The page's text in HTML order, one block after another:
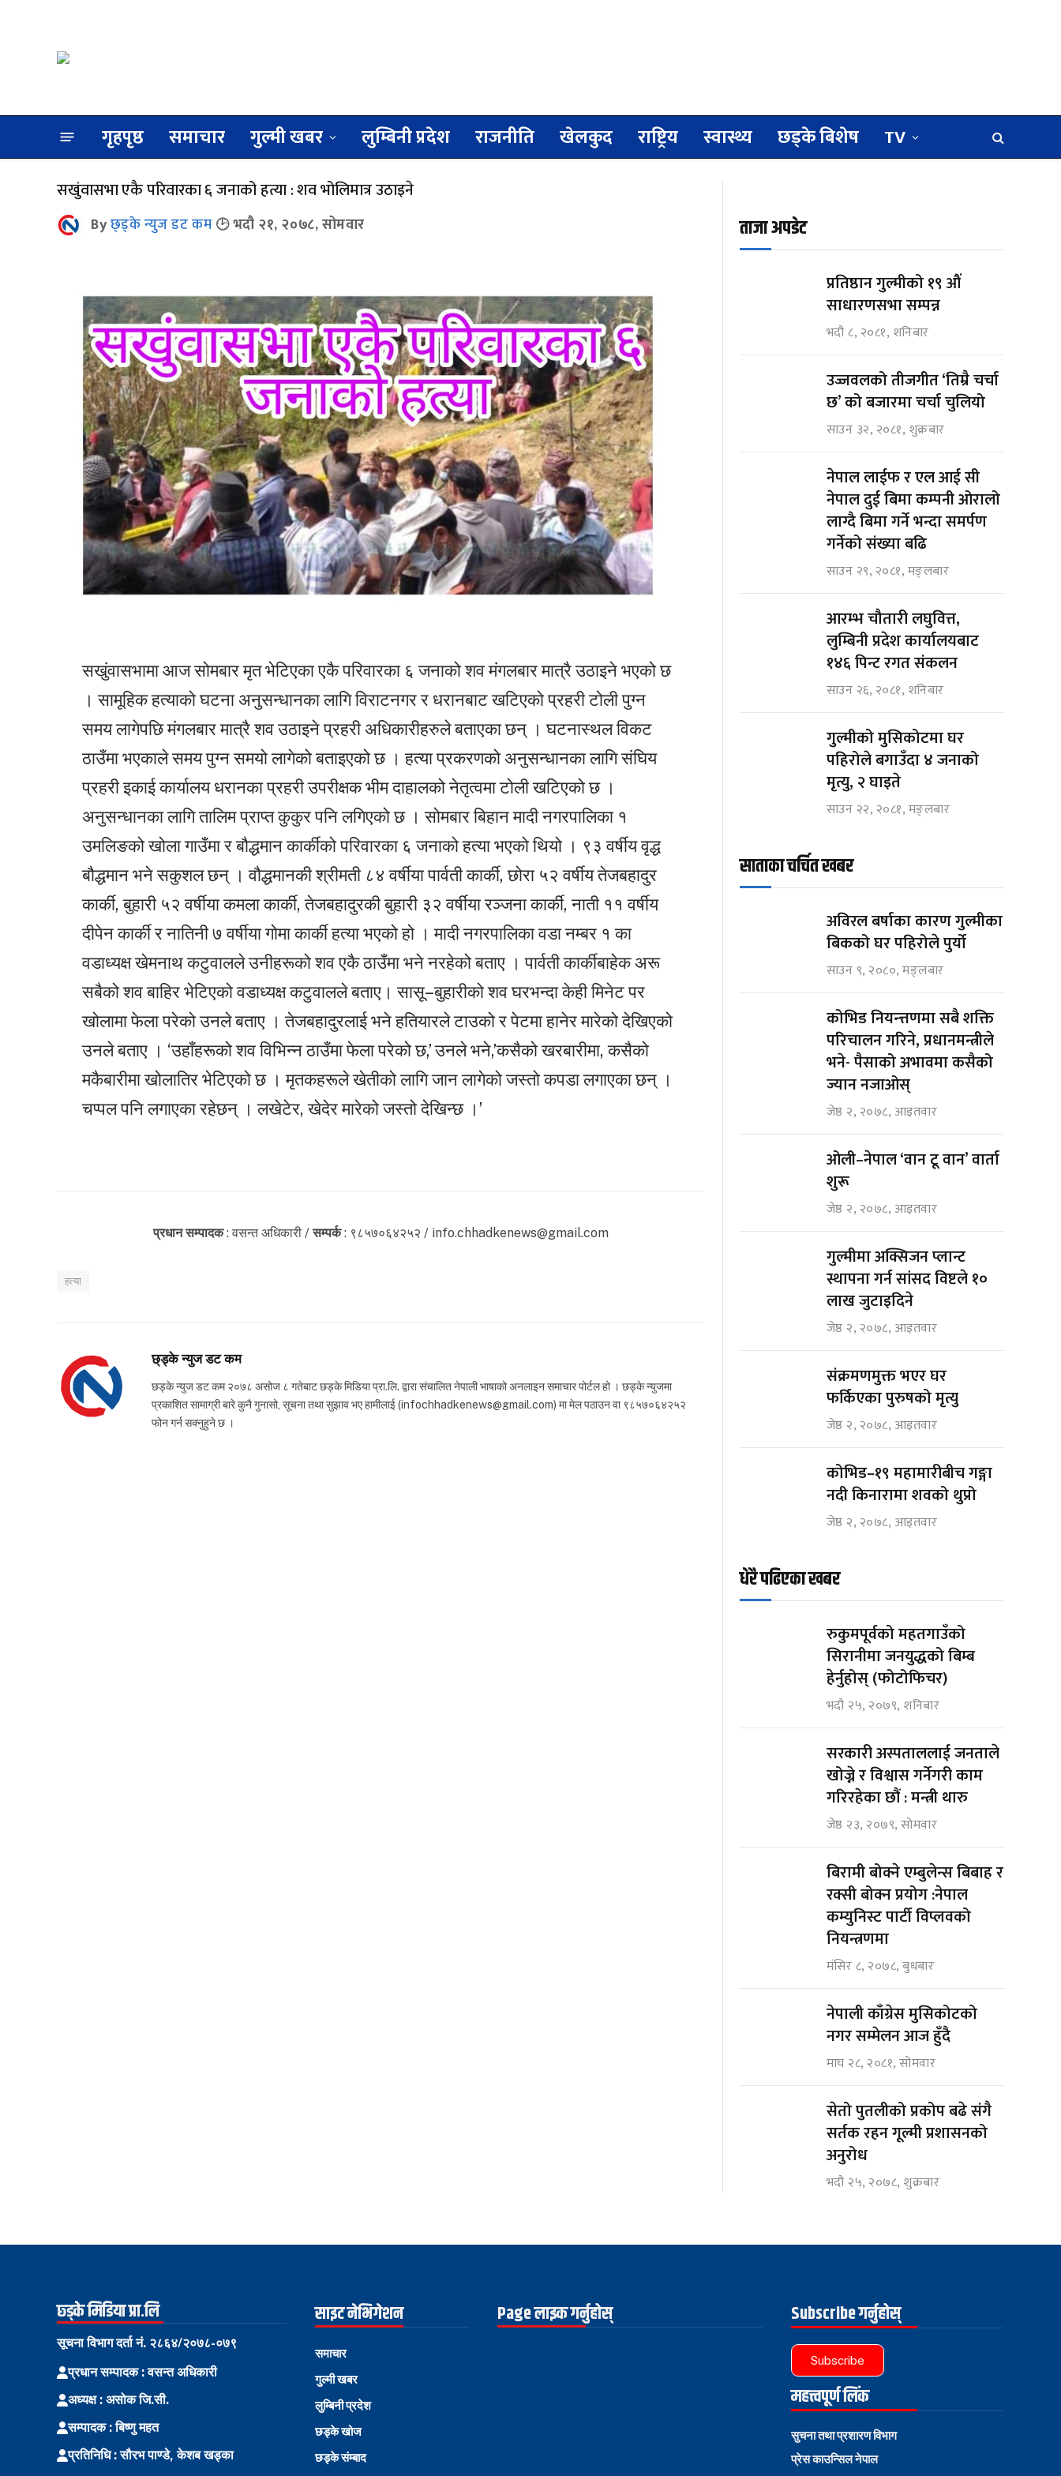
गृहपृष्ठ समाचार गुल्मी खबर लुम्बिनी प्रदेश राजनीति खेलकुद राष्ट्रिय स्वास्थ्य छड्के बिशेष TV
सखुंवासभा एकै परिवारका ६ जनाको हत्या : शव भोलिमात्र उठाइने
Byछ्ड्के न्युज डट कम भदौ २१, २०७८, सोमवार
सखुंवासभामा आज सोमबार मृत भेटिएका एकै परिवारका ६ जनाको शव मंगलबार मात्रै उठाइने भएको छ
। सामूहिक हत्याको घटना अनुसन्धानका लागि विराटनगर र धरानबाट खटिएको प्रहरी टोली पुग्न
समय लागेपछि मंगलबार मात्रै शव उठाइने प्रहरी अधिकारीहरुले बताएका छन् । घटनास्थल विकट
ठाउँमा भएकाले समय पुग्न समयो लागेको बताइएको छ । हत्या प्रकरणको अनुसन्धानका लागि संघिय
प्रहरी इकाई कार्यालय धरानका प्रहरी उपरीक्षक भीम दाहालको नेतृत्वमा टोली खटिएको छ ।
अनुसन्धानका लागि तालिम प्राप्त कुकुर पनि लगिएको छ । सोमबार बिहान मादी नगरपालिका १
उमलिङको खोला गाउँमा र बौद्धमान कार्कीको परिवारका ६ जनाको हत्या भएको थियो । ९३ वर्षीय वृद्ध
बौद्धमान भने सकुशल छन् । वौद्धमानकी श्रीमती ८४ वर्षीया पार्वती कार्की, छोरा ५२ वर्षीय तेजबहादुर
कार्की, बुहारी ५२ वर्षीया कमला कार्की, तेजबहादुरकी बुहारी ३२ वर्षीया रञ्जना कार्की, नाती ११ वर्षीय
दीपेन कार्की र नातिनी ७ वर्षीया गोमा कार्की हत्या भएको हो । मादी नगरपालिका वडा नम्बर १ का
वडाध्यक्ष खेमनाथ कटुवालले उनीहरूको शव एकै ठाउँमा भने नरहेको बताए । पार्वती कार्कीबाहेक अरू
सबैको शव बाहिर भेटिएको वडाध्यक्ष कटुवालले बताए। सासू–बुहारीको शव घरभन्दा केही मिनेट पर
खोलामा फेला परेको उनले बताए । तेजबहादुरलाई भने हतियारले टाउको र पेटमा हानेर मारेको देखिएको
उनले बताए । ‘उहाँहरूको शव विभिन्न ठाउँमा फेला परेको छ,’ उनले भने,’कसैको खरबारीमा, कसैको
मकैबारीमा खोलातिर भेटिएको छ । मृतकहरूले खेतीको लागि जान लागेको जस्तो कपडा लगाएका छन् ।
चप्पल पनि लगाएका रहेछन् । लखेटेर, खेदेर मारेको जस्तो देखिन्छ ।’
प्रधान सम्पादक: वसन्त अधिकारी /सम्पर्क: ९८५७०६४२५२ / info.chhadkenews@gmail.com
हत्या
छ्ड्के न्युज डट कम
छड्के न्युज डट कम २०७८ असोज ८ गतेबाट छड्के मिडिया प्रा.लि. द्वारा संचालित नेपाली भाषाको अनलाइन समाचार पोर्टल हो । छड्के न्युजमा
प्रकाशित सामाग्री बारे कुनै गुनासो, सूचना तथा सुझाव भए हामीलाई (infochhadkenews@gmail.com) मा मेल पठाउन वा ९८५७०६४२५२
फोन गर्न सक्नुहुने छ ।
ताजा अपडेट
प्रतिष्ठान गुल्मीको १९ औं
साधारणसभा सम्पन्न
भदौ ८, २०८१, शनिबार
उज्जवलको तीजगीत ‘तिम्रै चर्चा
छ’ को बजारमा चर्चा चुलियो
साउन ३२, २०८१, शुक्रबार
नेपाल लाईफ र एल आई सी
नेपाल दुई बिमा कम्पनी ओरालो
लाग्दै बिमा गर्ने भन्दा समर्पण
गर्नेको संख्या बढि
साउन २९, २०८१, मङ्लबार
आरम्भ चौतारी लघुवित्त,
लुम्बिनी प्रदेश कार्यालयबाट
१४६ पिन्ट रगत संकलन
साउन २६, २०८१, शनिबार
गुल्मीको मुसिकोटमा घर
पहिरोले बगाउँदा ४ जनाको
मृत्यु, २ घाइते
साउन २२, २०८१, मङ्लबार
साताका चर्चित खबर
अविरल बर्षाका कारण गुल्मीका
बिकको घर पहिरोले पुर्यो
साउन ९, २०८०, मङ्लबार
कोभिड नियन्त्तणमा सबै शक्ति
परिचालन गरिने, प्रधानमन्त्रीले
भने- पैसाको अभावमा कसैको
ज्यान नजाओस्
जेष्ठ २, २०७८, आइतवार
ओली–नेपाल ‘वान टू वान’ वार्ता
शुरू
जेष्ठ २, २०७८, आइतवार
गुल्मीमा अक्सिजन प्लान्ट
स्थापना गर्न सांसद विष्टले १०
लाख जुटाइदिने
जेष्ठ २, २०७८, आइतवार
संक्रमणमुक्त भएर घर
फर्किएका पुरुषको मृत्यु
जेष्ठ २, २०७८, आइतवार
कोभिड–१९ महामारीबीच गङ्गा
नदी किनारामा शवको थुप्रो
जेष्ठ २, २०७८, आइतवार
धेरै पढिएका खबर
रुकुमपूर्वको महतगाउँको
सिरानीमा जनयुद्धको बिम्ब
हेर्नुहोस् (फोटोफिचर)
भदौ २५, २०७९, शनिबार
सरकारी अस्पताललाई जनताले
खोज्ने र विश्वास गर्नेगरी काम
गरिरहेका छौं : मन्त्री थारु
जेष्ठ २३, २०७९, सोमवार
बिरामी बोक्ने एम्बुलेन्स बिबाह र
रक्सी बोक्न प्रयोग :नेपाल
कम्युनिस्ट पार्टी विप्लवको
नियन्त्रणमा
मंसिर ८, २०७८, बुधबार
नेपाली काँग्रेस मुसिकोटको
नगर सम्मेलन आज हुँदै
माघ २८, २०८१, सोमवार
सेतो पुतलीको प्रकोप बढे संगै
सर्तक रहन गूल्मी प्रशासनको
अनुरोध
भदौ २५, २०७८, शुक्रबार
छ्ड्के मिडिया प्रा.लि
सूचना विभाग दर्ता नं. २८६४/२०७८-०७९
प्रधान सम्पादक : वसन्त अधिकारी
अध्यक्ष : असोक जि.सी.
सम्पादक : बिष्णु महत
प्रतिनिधि : सौरभ पाण्डे, केशब खड्का
साइट नेभिगेशन
समाचार
गुल्मी खबर
लुम्बिनी प्रदेश
छड्के खोज
छड्के संम्बाद
Page लाइक गर्नुहोस् Subscribe गर्नुहोस्
Subscribe
महत्त्वपूर्ण लिंक
सुचना तथा प्रशारण विभाग
प्रेस काउन्सिल नेपाल